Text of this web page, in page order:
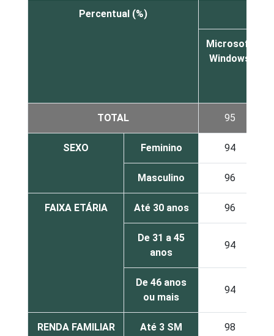
Percentual (%)
Microsoft
Windows
TOTAL 95
SEXO Feminino 94
Masculino 96
FAIXA ETÁRIA Até 30 anos 96
De 31 a 45
anos
94
De 46 anos
ou mais
94
RENDA FAMILIAR Até 3 SM 98